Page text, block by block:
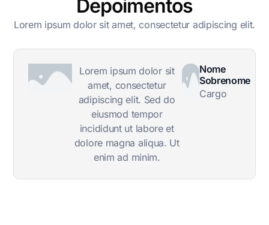
Depoimentos
Lorem ipsum dolor sit amet, consectetur adipiscing elit.
Lorem ipsum dolor sit
amet, consectetur
adipiscing elit. Sed do
eiusmod tempor
incididunt ut labore et
dolore magna aliqua. Ut
enim ad minim.
Nome
Sobrenome
Cargo